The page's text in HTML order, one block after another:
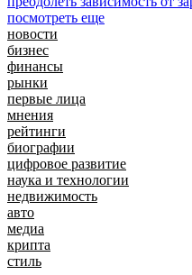
посмотреть еще
новости
бизнес
финансы
рынки
первые лица
мнения
рейтинги
биографии
цифровое развитие
наука и технологии
недвижимость
авто
медиа
крипта
стиль